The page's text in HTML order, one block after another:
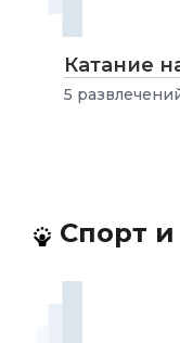
Катание
5
Спорт